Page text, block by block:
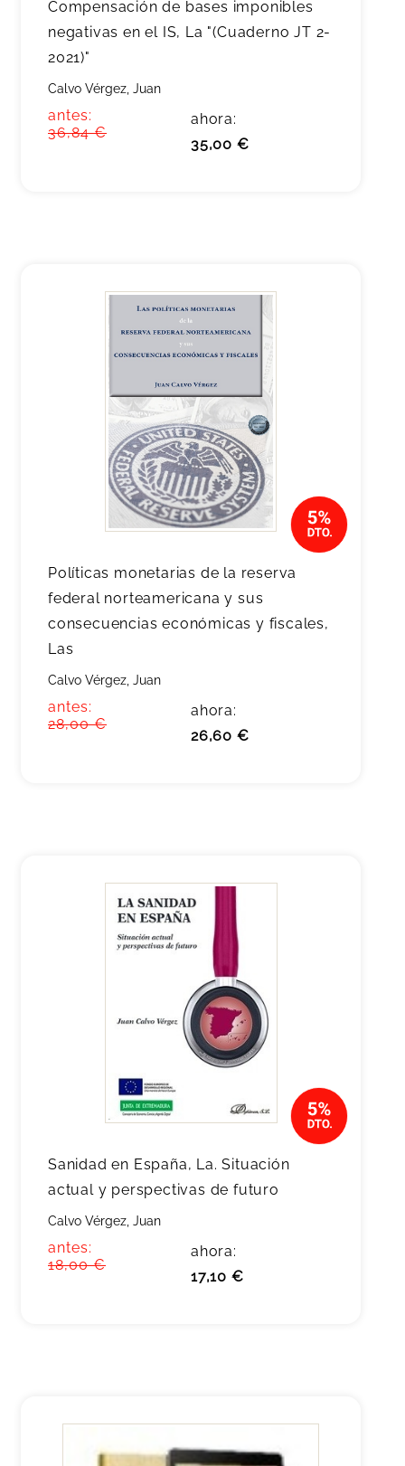
Compensación de bases imponibles
negativas en el IS, La "(Cuaderno JT 2-
2021)"
Calvo Vérgez, Juan
antes:
36,84 €
ahora:
35,00 €
Políticas monetarias de la reserva
federal norteamericana y sus
consecuencias económicas y fiscales,
Las
Calvo Vérgez, Juan
antes:
28,00 €
ahora:
26,60 €
Sanidad en España, La. Situación
actual y perspectivas de futuro
Calvo Vérgez, Juan
antes:
18,00 €
ahora:
17,10 €